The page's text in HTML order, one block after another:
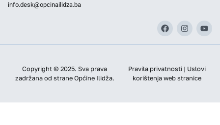
info.desk@opcinailidza.ba
Copyright © 2025. Sva prava
zadržana od strane Općine Ilidža.
Pravila privatnosti | Uslovi
korištenja web stranice